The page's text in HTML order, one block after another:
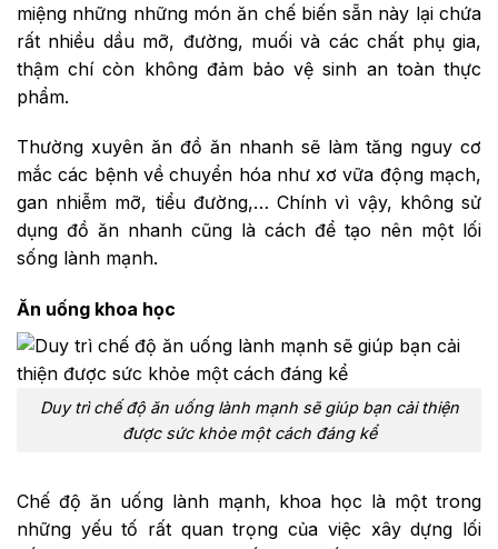
miệng những những món ăn chế biến sẵn này lại chứa
rất nhiều dầu mỡ, đường, muối và các chất phụ gia,
thậm chí còn không đảm bảo vệ sinh an toàn thực
phẩm.
Thường xuyên ăn đồ ăn nhanh sẽ làm tăng nguy cơ
mắc các bệnh về chuyển hóa như xơ vữa động mạch,
gan nhiễm mỡ, tiểu đường,… Chính vì vậy, không sử
dụng đồ ăn nhanh cũng là cách để tạo nên một lối
sống lành mạnh.
Ăn uống khoa học
Duy trì chế độ ăn uống lành mạnh sẽ giúp bạn cải thiện
được sức khỏe một cách đáng kể
Chế độ ăn uống lành mạnh, khoa học là một trong
những yếu tố rất quan trọng của việc xây dựng lối